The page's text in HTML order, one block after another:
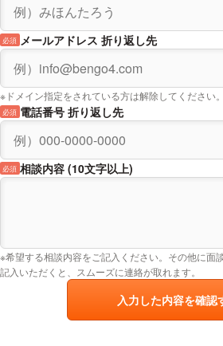
メールアドレス 折り返し先
必須
※ドメイン指定をされている方は解除してください。
電話番号 折り返し先
必須
相談内容 (10文字以上)
必須
※希望する相談内容をご記入ください。その他に面
記入いただくと、スムーズに連絡が取れます。
入力した内容を確認